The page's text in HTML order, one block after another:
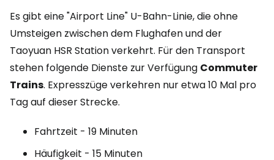
Es gibt eine "Airport Line" U-Bahn-Linie, die ohne
Umsteigen zwischen dem Flughafen und der
Taoyuan HSR Station verkehrt. Für den Transport
stehen folgende Dienste zur Verfügung Commuter
Trains. Expresszüge verkehren nur etwa 10 Mal pro
Tag auf dieser Strecke.
Fahrtzeit - 19 Minuten
Häufigkeit - 15 Minuten